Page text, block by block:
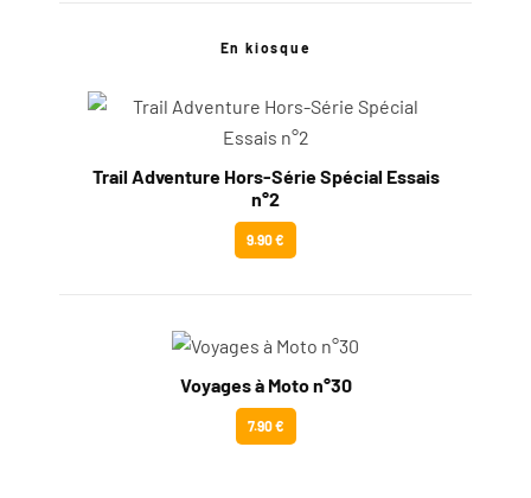
En kiosque
Trail Adventure Hors-Série Spécial Essais
n°2
9.90 €
Voyages à Moto n°30
7.90 €